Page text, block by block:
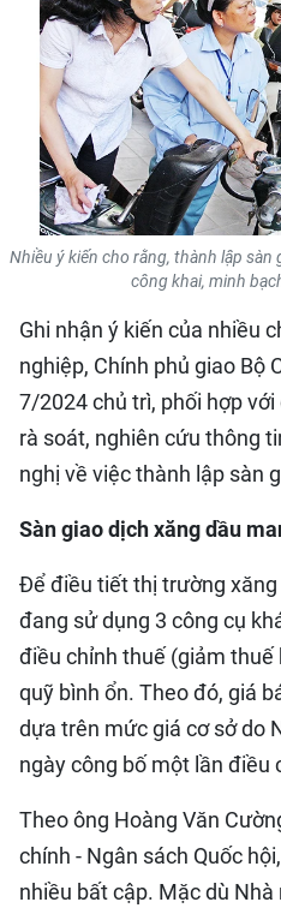
QUỐC TẾ
THỂ THAO
DU LỊCH
HỒ SƠ - TƯ LIỆU
NHÂN DÂN HẰNG THÁNG
NHÂN DÂN CUỐI TUẦN
Nhiều ý kiến cho rằng, thành lập
công khai, minh
Ghi nhận ý kiến của nhiều
nghiệp, Chính phủ giao Bộ
7/2024 chủ trì, phối hợp
rà soát, nghiên cứu thông
nghị về việc thành lập sàn
Sàn giao dịch xăng dầu
Để điều tiết thị trường xăng
đang sử dụng 3 công cụ
điều chỉnh thuế (giảm
quỹ bình ổn. Theo đó, giá
dựa trên mức giá cơ sở do
ngày công bố một lần điều
Theo ông Hoàng Văn
chính - Ngân sách Quốc
nhiều bất cập. Mặc dù